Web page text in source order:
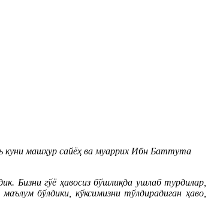
куни машҳур сайёҳ ва муаррих Ибн Баттута
Бизни гўё ҳавосиз бўшлиқда ушлаб турдилар,
бўлдики, кўксимизни тўлдирадиган ҳаво,